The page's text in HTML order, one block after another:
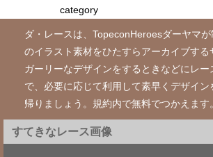
category
ダ・レースは、TopeconHeroesダーヤマ
のイラスト素材をひたすらアーカイブする
ガーリーなデザインをするときなどにレ
で、必要に応じて利用して素早くデザイン
帰りましょう。規約内で無料でつかえます。
すてきなレース画像